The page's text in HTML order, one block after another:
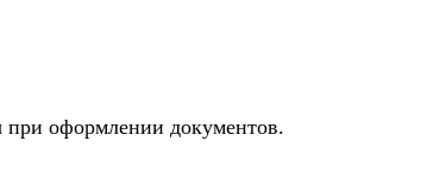
при оформлении документов.